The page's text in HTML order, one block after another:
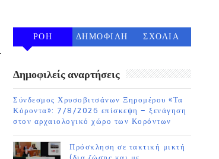
ΡΟΗ
ΔΗΜΟΦΙΛΗ
ΣΧΟΛΙΑ
Δημοφιλείς αναρτήσεις
Σύνδεσμος Χρυσοβιτσάνων Ξηρομέρου «Τα
Κόροντα»: 7/8/2026 επίσκεψη – ξενάγηση
στον αρχαιολογικό χώρο των Κορόντων
Πρόσκληση σε τακτική μικτή